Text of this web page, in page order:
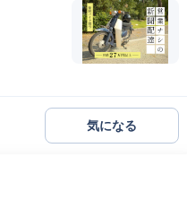
気になる